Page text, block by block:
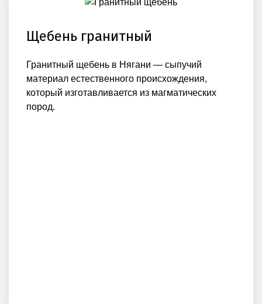
Щебень гранитный
Гранитный щебень в Нягани — сыпучий
материал естественного происхождения,
который изготавливается из магматических
пород.